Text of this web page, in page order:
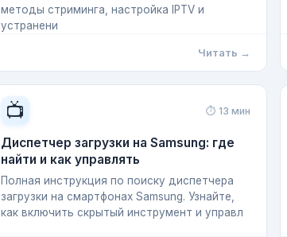
методы стриминга, настройка IPTV и
устранени
Читать →
📺 ⏱ 13 мин
Диспетчер загрузки на Samsung: где
найти и как управлять
Полная инструкция по поиску диспетчера
загрузки на смартфонах Samsung. Узнайте,
как включить скрытый инструмент и управл